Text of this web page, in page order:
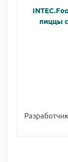
пиццы